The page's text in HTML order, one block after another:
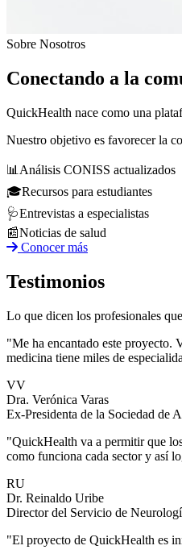
Sobre Nosotros
Conectando a la
QuickHealth nace como una
Nuestro objetivo es favorecer la
📊 Análisis CONISS actualizados
🎓Recursos para estudiantes
🩺Entrevistas a especialistas
📰Noticias de salud
Conocer más
Testimonios
Lo que dicen los profesionales
"Me ha encantado este proyecto.
medicina tiene miles de
VV
Dra. Verónica Varas
Ex-Presidenta de la Sociedad de
"QuickHealth va a permitir que
como funciona cada sector y así
RU
Dr. Reinaldo Uribe
Director del Servicio de
"El proyecto de QuickHealth es